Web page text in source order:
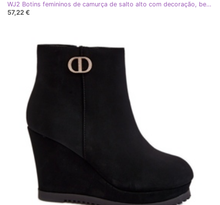
WJ2 Botins femininos de camurça de salto alto com decoração, bege forte
57,22 €